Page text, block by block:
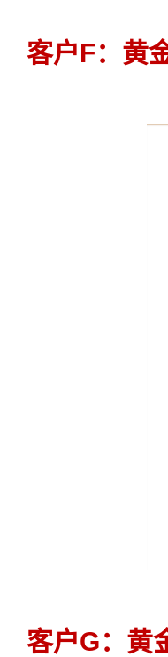
客户F：黄
客户G：黄